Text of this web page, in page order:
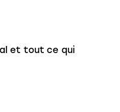
et tout ce qui